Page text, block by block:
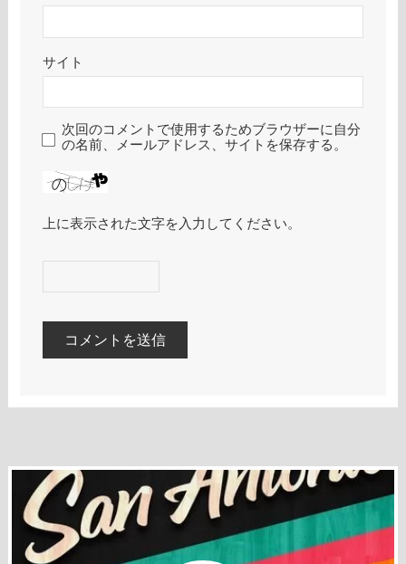
サイト
次回のコメントで使用するためブラウザーに自分
の名前、メールアドレス、サイトを保存する。
上に表示された文字を入力してください。